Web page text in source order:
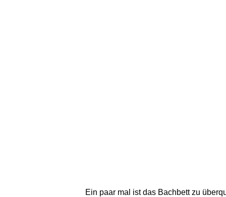
Ein paar mal ist das Bachbett zu